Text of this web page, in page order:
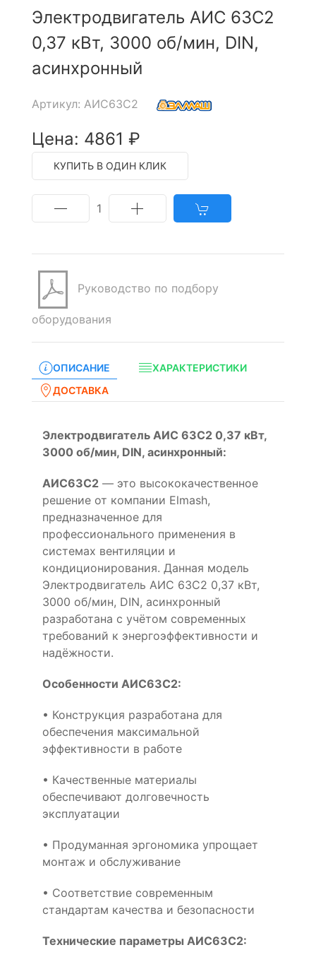
Электродвигатель АИС 63С2
0,37 кВт, 3000 об/мин, DIN,
асинхронный
Артикул: АИС63C2
Цена: 4861 ₽
КУПИТЬ В ОДИН КЛИК
1
Руководство по подбору
оборудования
ОПИСАНИЕ
ХАРАКТЕРИСТИКИ
ДОСТАВКА
Электродвигатель АИС 63С2 0,37 кВт,
3000 об/мин, DIN, асинхронный:
АИС63C2 — это высококачественное
решение от компании Elmash,
предназначенное для
профессионального применения в
системах вентиляции и
кондиционирования. Данная модель
Электродвигатель АИС 63С2 0,37 кВт,
3000 об/мин, DIN, асинхронный
разработана с учётом современных
требований к энергоэффективности и
надёжности.
Особенности АИС63C2:
• Конструкция разработана для
обеспечения максимальной
эффективности в работе
• Качественные материалы
обеспечивают долговечность
эксплуатации
• Продуманная эргономика упрощает
монтаж и обслуживание
• Соответствие современным
стандартам качества и безопасности
Технические параметры АИС63C2: